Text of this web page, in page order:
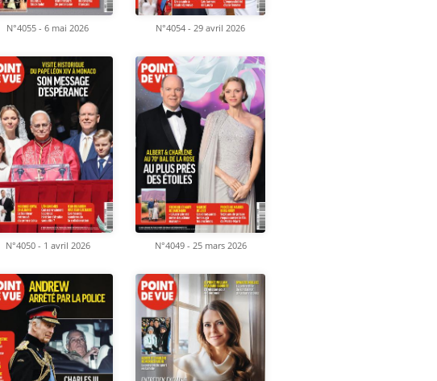
N°4055 - 6 mai 2026 N°4054 - 29 avril 2026
N°4050 - 1 avril 2026 N°4049 - 25 mars 2026